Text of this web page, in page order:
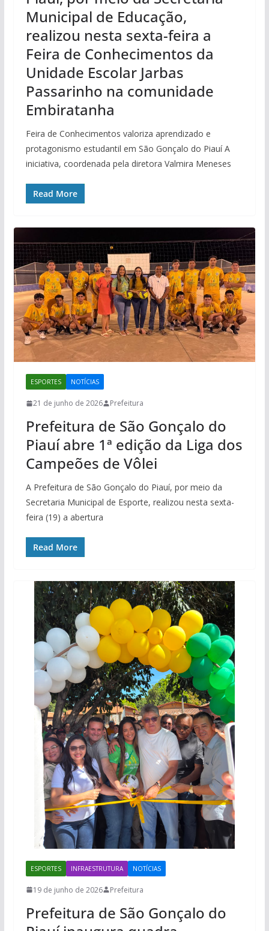
Municipal de Educação,
realizou nesta sexta-feira a
Feira de Conhecimentos da
Unidade Escolar Jarbas
Passarinho na comunidade
Embiratanha
Feira de Conhecimentos valoriza aprendizado e
protagonismo estudantil em São Gonçalo do Piauí A
iniciativa, coordenada pela diretora Valmira Meneses
Read More
ESPORTES NOTÍCIAS
21 de junho de 2026 Prefeitura
Prefeitura de São Gonçalo do
Piauí abre 1ª edição da Liga dos
Campeões de Vôlei
A Prefeitura de São Gonçalo do Piauí, por meio da
Secretaria Municipal de Esporte, realizou nesta sexta-
feira (19) a abertura
Read More
ESPORTES INFRAESTRUTURA NOTÍCIAS
19 de junho de 2026 Prefeitura
Prefeitura de São Gonçalo do